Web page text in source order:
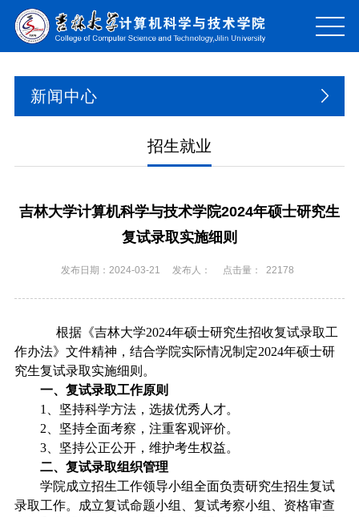
新闻中心
招生就业
吉林大学计算机科学与技术学院2024年硕士研究生
复试录取实施细则
发布日期：2024-03-21 发布人： 点击量： 22178
根据《吉林大学2024年硕士研究生招收复试录取工
作办法》文件精神，结合学院实际情况制定2024年硕士研
究生复试录取实施细则。
一、复试录取工作原则
1
、坚持科学方法，选拔优秀人才。
2 、坚持全面考察，注重客观评价。
3 、坚持公正公开，维护考生权益。
二、复试录取组织管理
学院成立招生工作领导小组全面负责研究生招生复试
录取工作。成立复试命题小组、复试考察小组、资格审查